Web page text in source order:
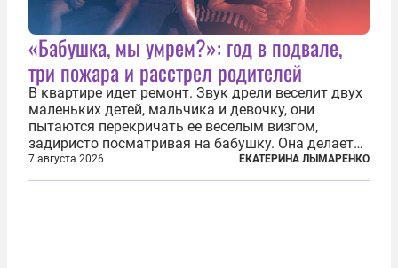
«Бабушка, мы умрем?»: год в подвале,
три пожара и расстрел родителей
В квартире идет ремонт. Звук дрели веселит двух
маленьких детей, мальчика и девочку, они
пытаются перекричать ее веселым визгом,
задиристо посматривая на бабушку. Она делает
им замечание, но внуки чувствуют, что она
сердится невсерьез. И это правда: дрель, конечно,
7 августа 2026 ЕКАТЕРИНА ЛЫМАРЕНКО